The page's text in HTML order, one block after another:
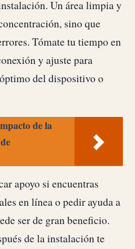
Un área limpia y
sino que
Tómate tu tiempo en
y ajuste para
del dispositivo o
de la
apoyo si encuentras
en línea o pedir ayuda a
ser de gran beneficio.
de la instalación te